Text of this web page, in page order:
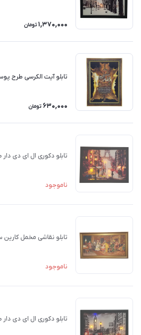
1,370,000 تومان
تابلو آیت الکرسی طرح
630,000 تومان
تابلو دکوری ال ای دی
ناموجود
تابلو نقاشی مخمل کارین سایز 50*100 طرح
ناموجود
تابلو دکوری ال ای دی دار